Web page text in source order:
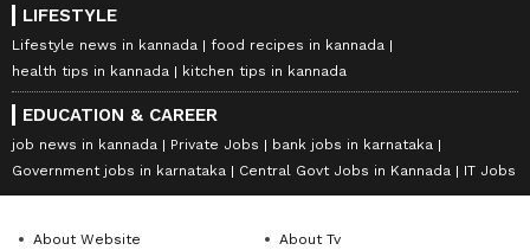
LIFESTYLE
Lifestyle news in kannada
food recipes in kannada
health tips in kannada
kitchen tips in kannada
EDUCATION & CAREER
job news in kannada Private Jobs
bank jobs in karnataka
Government jobs in karnataka
Central Govt Jobs in Kannada IT Jobs
About Website
About Tv